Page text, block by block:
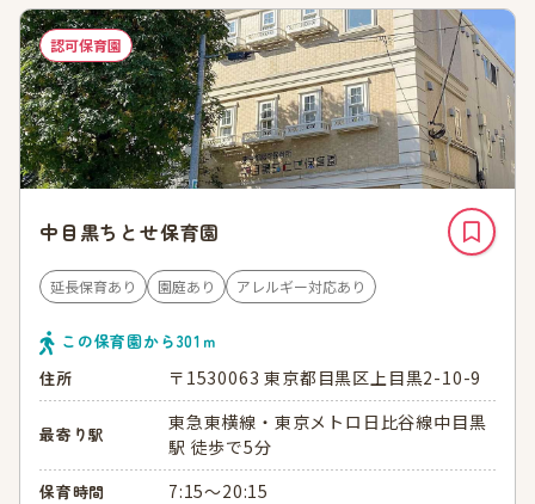
認可保育園
中目黒ちとせ保育園
延長保育あり 園庭あり アレルギー対応あり
この保育園から301 ｍ
住所
〒1530063 東京都目黒区上目黒2-10-9
最寄り駅
東急東横線・東京メトロ日比谷線中目黒
駅 徒歩で5分
保育時間 7:15～20:15